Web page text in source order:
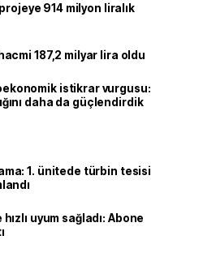
914 milyon liralık
187,2 milyar lira oldu
istikrar vurgusu:
daha da güçlendirdik
1. ünitede türbin tesisi
uyum sağladı: Abone